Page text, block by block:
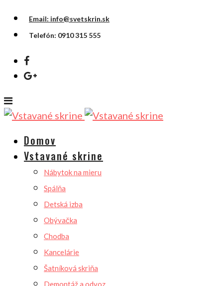
Email: info@svetskrin.sk
Telefón: 0910 315 555
Domov
Vstavané skrine
Nábytok na mieru
Spálňa
Detská izba
Obývačka
Chodba
Kancelárie
Šatníková skriňa
Demontáž a odvoz